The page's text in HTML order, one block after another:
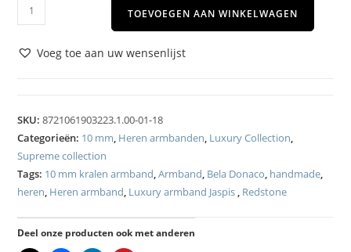
TOEVOEGEN AAN WINKELWAGEN
Voeg toe aan uw wensenlijst
SKU:8721061903223.1.00-01-18
Categorieën: 10 mm Heren armbanden Luxury Collection
Supreme collection
Tags: 10 mm kralen armband ,Armband Bela Donaco handmade
heren Heren armband Luxury armband Jaspis Redstone
Deel onze producten ook met anderen